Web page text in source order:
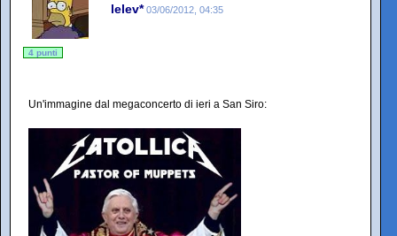
lelev* 03/06/2012, 04:35
4 punti
Un'immagine dal megaconcerto di ieri a San Siro: